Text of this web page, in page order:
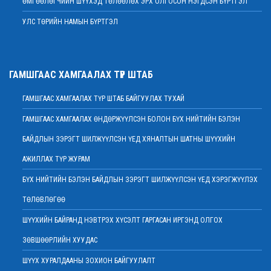
2022 оны 02 сарын 01
Дээд шүүхийн Тамгын газрын ажилтнуудын 82 хувь нь ХАСХОМ мэдүүлээд
МЭДЭГДЭЛ
2022 оны 01 сарын 20
Ерөнхий шүүгч Д.Ганзориг Европын Холбооноос Монгол Улсад суугаа
Элчин сайдтай хамтын ажиллагааны талаар санал солилцов
2022 оны 01 сарын 19
Үндсэн хуулийн цэцийн гишүүнд нэр дэвшигчийн материал хүлээн авах
2022 оны 01 сарын 19
Улсын дээд шүүхийн дэргэдэх Шүүхийн сургалт, судалгаа, мэдээллийн
Дээд шүүхийн нийт шүүгчийн хуралдаан болно
УЛС ТӨРИЙН НАМЫН БҮРТГЭЛ
ГАМШГААС ХАМГААЛАХ ТҮР ШТАБ
ГАМШГААС ХАМГААЛАХ ТҮР ШТАБ БАЙГУУЛАХ ТУХАЙ
ГАМШГААС ХАМГААЛАХ ӨНДӨРЖҮҮЛСЭН БОЛОН БҮХ НИЙТИЙН БЭЛЭН
БАЙДЛЫН ЗЭРЭГТ ШИЛЖҮҮЛСЭН ҮЕД ХЯНАЛТЫН ШАТНЫ ШҮҮХИЙН
АЖИЛЛАХ ТҮР ЖУРАМ
БҮХ НИЙТИЙН БЭЛЭН БАЙДЛЫН ЗЭРЭГТ ШИЛЖҮҮЛСЭН ҮЕД ХЭРЭГЖҮҮЛЭХ
ТӨЛӨВЛӨГӨӨ
ШҮҮХИЙН БАЙРАНД НЭВТРЭХ ХҮСЭЛТ ГАРГАСАН ИРГЭНД ОЛГОХ
ЗӨВШӨӨРЛИЙН ХУУДАС
ШҮҮХ ХУРАЛДААНЫ ЗОХИОН БАЙГУУЛАЛТ